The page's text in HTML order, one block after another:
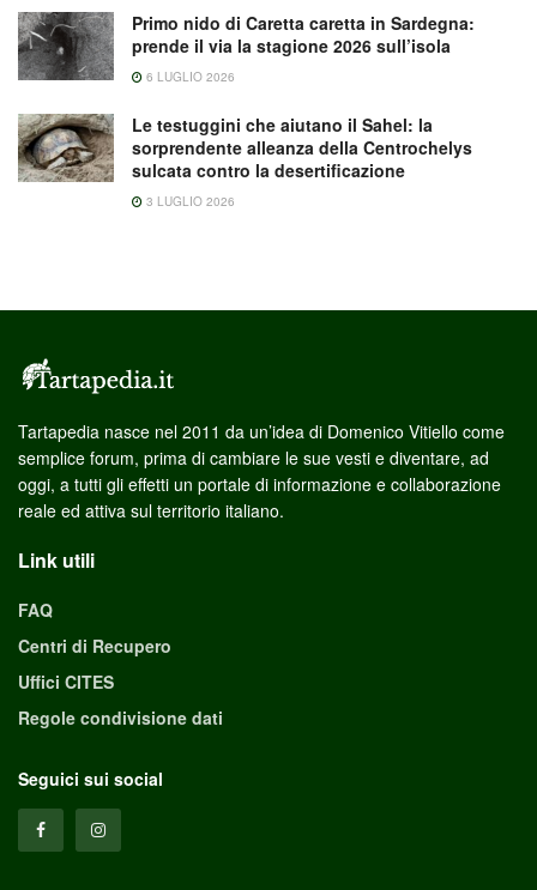
Primo nido di Caretta caretta in Sardegna:
prende il via la stagione 2026 sull’isola
6 LUGLIO 2026
Le testuggini che aiutano il Sahel: la
sorprendente alleanza della Centrochelys
sulcata contro la desertificazione
3 LUGLIO 2026
Tartapedia nasce nel 2011 da un’idea di Domenico Vitiello come
semplice forum, prima di cambiare le sue vesti e diventare, ad
oggi, a tutti gli effetti un portale di informazione e collaborazione
reale ed attiva sul territorio italiano.
Link utili
FAQ
Centri di Recupero
Uffici CITES
Regole condivisione dati
Seguici sui social